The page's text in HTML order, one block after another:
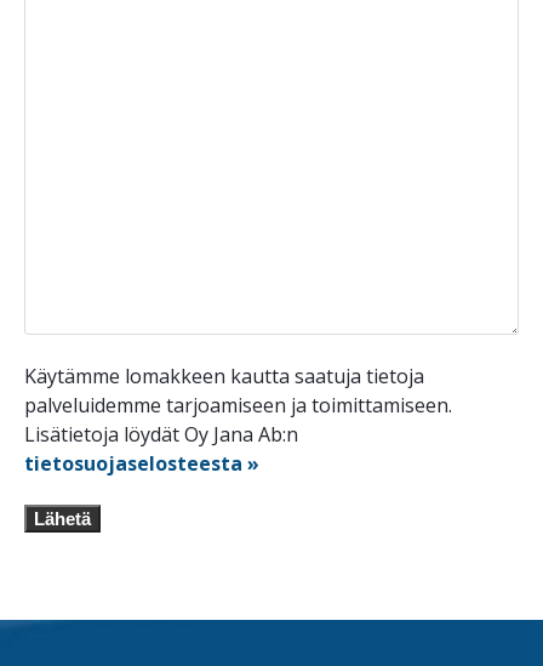
Käytämme lomakkeen kautta saatuja tietoja
palveluidemme tarjoamiseen ja toimittamiseen.
Lisätietoja löydät Oy Jana Ab:n
tietosuojaselosteesta »
Lähetä